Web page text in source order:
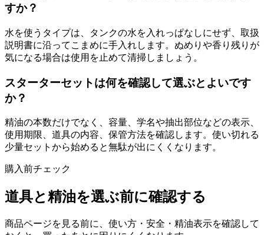
すか？
水を使うタイプは、タンクの水を入れっぱなしにせず、取扱
説明書に沿ってこまめに手入れします。ぬめりや香り残りが
気になる場合は使用を止めて清掃しましょう。
スターターセットは何を確認して選ぶとよいです
か？
精油の本数だけでなく、容量、学名や抽出部位などの表示、
使用期限、道具の内容、保管方法を確認します。使い切れる
少量セットから始めると無駄が出にくくなります。
購入前チェック
道具と精油を選ぶ前に確認する
商品ページを見る前に、使い方・安全・精油表示を確認して